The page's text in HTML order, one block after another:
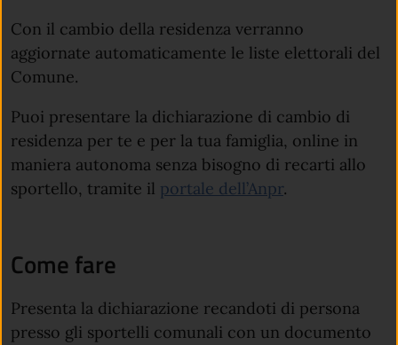
Con il cambio della residenza verranno
aggiornate automaticamente le liste elettorali del
Comune.
Puoi presentare la dichiarazione di cambio di
residenza per te e per la tua famiglia, online in
maniera autonoma senza bisogno di recarti allo
sportello, tramite il portale dell’Anpr.
Come fare
Presenta la dichiarazione recandoti di persona
presso gli sportelli comunali con un documento